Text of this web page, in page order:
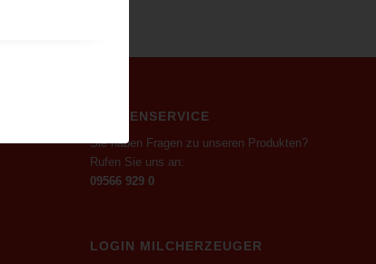
KUNDENSERVICE
Sie haben Fragen zu unseren Produkten?
Rufen Sie uns an:
09566 929 0
LOGIN MILCHERZEUGER